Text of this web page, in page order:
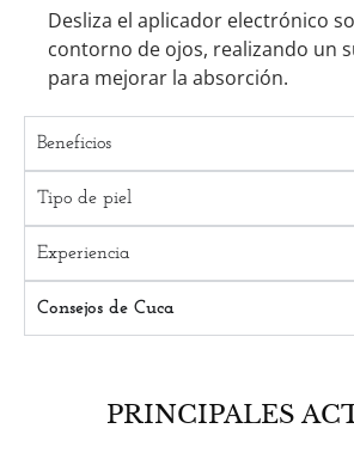
Desliza el aplicador electrónico
contorno de ojos, realizando un
para mejorar la absorción.
Beneficios
Tipo de piel
Experiencia
Consejos de Cuca
PRINCIPALES